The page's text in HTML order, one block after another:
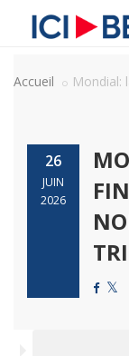
Accueil Mondial:
26
JUIN
2026